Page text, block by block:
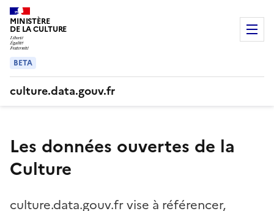
Page Accueil | culture.data.gouv.fr
MINISTÈRE
DE LA CULTURE
BETA
Menu
culture.data.gouv.fr
Les données ouvertes de la
Culture
culture.data.gouv.fr vise à référencer,